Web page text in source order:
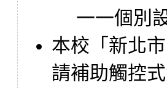
一一個別
本校「新北
請補助觸控